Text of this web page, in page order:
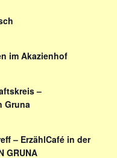
im Akazienhof
–
Gruna
– ErzählCafé in der
GRUNA